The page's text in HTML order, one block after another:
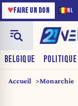
NL
♥FAIRE UN DON
BELGIQUE POLITIQUE
Accueil Monarchie